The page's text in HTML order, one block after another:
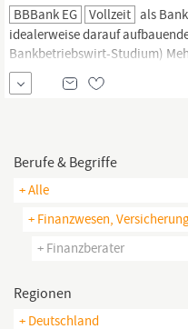
BBBank EG Vollzeit als
idealerweise darauf
Bankbetriebswirt-Studium)
Kundenberatung mit
Privatkundenberater (m/w/d),
Berufe & Begriffe
+ Alle
+ Finanzwesen,
+ Finanzberater
Regionen
+ Deutschland